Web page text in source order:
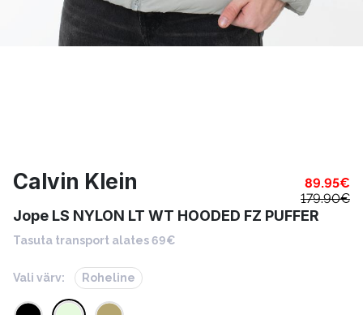
Calvin Klein 89.95€
179.90€
Jope LS NYLON LT WT HOODED FZ PUFFER
Tasuta transport alates 69€
Vali värv: Roheline